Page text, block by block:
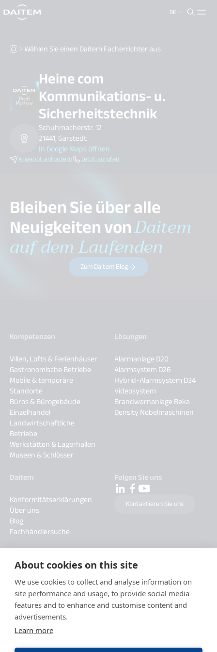
About cookies on this site
We use cookies to collect and analyse information on
site performance and usage, to provide social media
features and to enhance and customise content and
advertisements.
Learn more
DE
search.label
Wählen Sie einen Daitem Facherrichter aus
Heine com
Kommunikations- u.
Sicherheitstechnik
Schuhmacherstr. 12
21441, Garstedt
In Google Maps öffnen
Angebot anfordern Jetzt anrufen
Bleiben Sie über alle
Neuigkeiten vonDaitem
auf dem Laufenden
Zum Daitem Blog
Kompetenzen
Villen, Lofts & Ferienhäuser
Gastronomische Betriebe
Mobile & temporäre
Standorte
Büros & Bürogebäude
Einzelhandel
Landwirtschaftliche
Betriebe
Werkstätten & Lagerhallen
Museen & Schlösser
Lösungen
Alarmanlage D20
Alarmsystem D26
Hybrid-Alarmsystem D34
Videosystem
Brandwarnanlage Beka
Density Nebelmaschinen
Daitem
Konformitätserklärungen
Über uns
Blog
Fachhändlersuche
Folgen Sie uns
Kontaktieren Sie uns